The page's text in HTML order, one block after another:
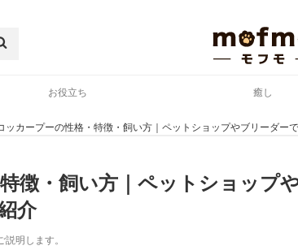
お役立ち 癒し
ッカープーの性格・特徴・飼い方｜ペットショップやブリーダー
徴・飼い方｜ペットショップ
介
明します。